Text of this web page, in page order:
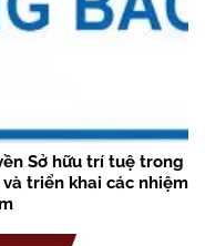
Sở hữu trí tuệ trong
triển khai các nhiệm